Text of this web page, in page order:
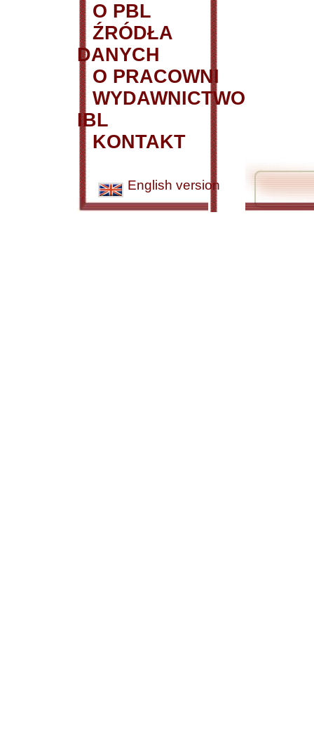
O PBL
ŹRÓDŁA
DANYCH
O PRACOWNI
WYDAWNICTWO
IBL
KONTAKT
English version